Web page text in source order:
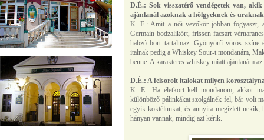
D.É.: Sok visszatérő vendégetek van,
ajánlanál azoknak a hölgyeknek és
K. E.: Amit a női vevőkör jobban fogyaszt,
Germain bodzalikőrt, frissen facsart
habzó bort tartalmaz. Gyönyörű vörös színe
italnak pedig a Whiskey Sour-t mondanám,
benne. A karakteres whiskey miatt ajánlanám
D.É.: A felsorolt italokat milyen
K. E.: Ha életkort kell mondanom, akkor
különböző pálinkákat szolgálnék fel, bár volt
egyik koktélunkat, és annyira megízlett nekik,
hányan vannak, mindig azt kérik.